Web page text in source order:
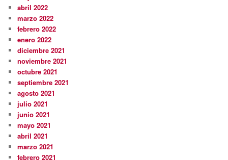
abril 2022
marzo 2022
febrero 2022
enero 2022
diciembre 2021
noviembre 2021
octubre 2021
septiembre 2021
agosto 2021
julio 2021
junio 2021
mayo 2021
abril 2021
marzo 2021
febrero 2021